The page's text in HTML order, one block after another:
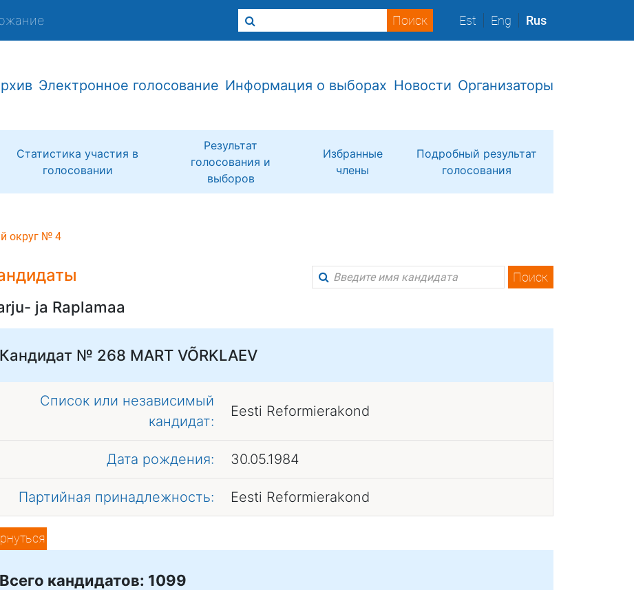
Est Eng Rus
Электронное голосование Информация о выборах Новости Организаторы
Статистика участия в
голосовании
Результат
голосования и
выборов
Избранные
члены
Подробный результат
голосования
округ № 4
Поиск
ja Raplamaa
Кандидат № 268 MART VÕRKLAEV
Список или независимый
кандидат:
Eesti Reformierakond
Дата рождения: 30.05.1984
Партийная принадлежность: Eesti Reformierakond
Всего кандидатов: 1099